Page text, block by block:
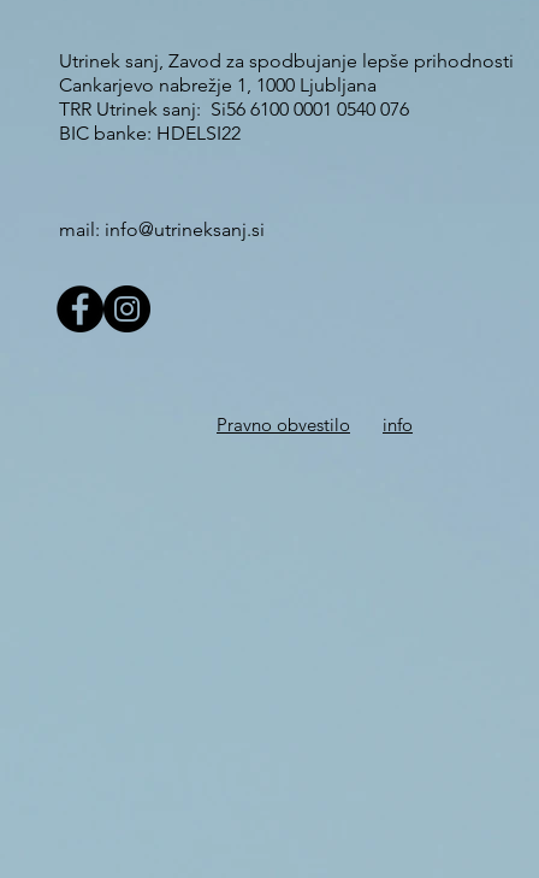
Utrinek sanj, Zavod za spodbujanje lepše prihodnosti
Cankarjevo nabrežje 1, 1000 Ljubljana
TRR Utrinek sanj: Si56 6100 0001 0540 076
BIC banke: HDELSI22
mail: info@utrineksanj.si
Pravno obvestilo info